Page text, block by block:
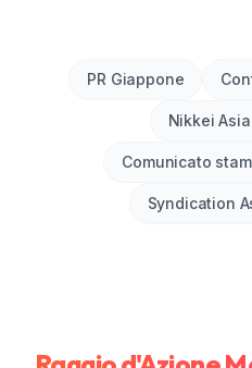
PR Giappone
Nikkei
Comunicato
Syndication